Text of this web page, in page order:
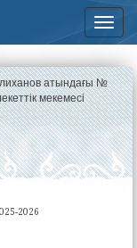
атындағы №
мекемесі
2026